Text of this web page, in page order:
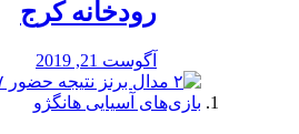
رودخانه کرج
آگوست 21, 2019